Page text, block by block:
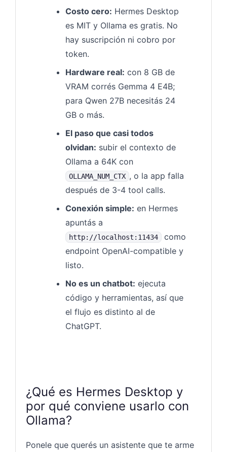
Costo cero: Hermes Desktop
es MIT y Ollama es gratis. No
hay suscripción ni cobro por
token.
Hardware real: con 8 GB de
VRAM corrés Gemma 4 E4B;
para Qwen 27B necesitás 24
GB o más.
El paso que casi todos
olvidan: subir el contexto de
Ollama a 64K con
OLLAMA_NUM_CTX , o la app falla
después de 3-4 tool calls.
Conexión simple: en Hermes
apuntás a
http://localhost:11434
como
endpoint OpenAI-compatible y
listo.
No es un chatbot: ejecuta
código y herramientas, así que
el flujo es distinto al de
ChatGPT.
¿Qué es Hermes Desktop y
por qué conviene usarlo con
Ollama?
Ponele que querés un asistente que te arme